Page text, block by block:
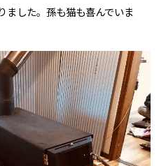
ました。孫も猫も喜んでいま